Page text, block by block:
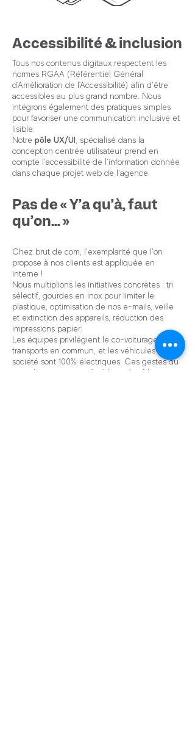
Accessibilité & inclusion
Tous nos contenus digitaux respectent les
normes RGAA (Référentiel Général
d'Amélioration de l'Accessibilité) afin d’être
accessibles au plus grand nombre. Nous
intégrons également des pratiques simples
pour favoriser une communication inclusive et
lisible.
Notre pôle UX/UI , spécialisé dans la
conception centrée utilisateur prend en
compte l’accessibilité de l’information donnée
dans chaque projet web de l’agence.
Pas de « Y’a qu’à, faut
qu’on… »
Chez brut de com, l’exemplarité que l’on
propose à nos clients est appliquée en
interne !
Nous multiplions les initiatives concrètes : tri
sélectif, gourdes en inox pour limiter le
plastique, optimisation de nos e-mails, veille
et extinction des appareils, réduction des
impressions papier.
Les équipes privilégient le co-voiturage ou les
transports en commun, et les véhicules de la
société sont 100% électriques. Ces gestes du
quotidien participent à réduire durablement